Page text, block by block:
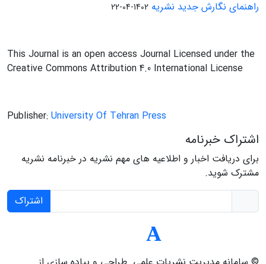
راهنمای نگارش جدید نشریه 1402-04-22
This Journal is an open access Journal Licensed under the
Creative Commons Attribution 4.0 International License
Publisher: University Of Tehran Press
اشتراک خبرنامه
برای دریافت اخبار و اطلاعیه های مهم نشریه در خبرنامه نشریه
مشترک شوید.
اشتراک